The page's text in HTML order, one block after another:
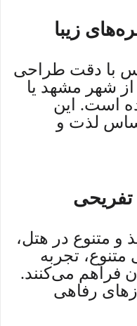
زیبا
با دقت طراحی
شهر مشهد یا
است. این
لذت و
و متنوع در هتل،
تجربه
فراهم می‌کنند.
رفاهی